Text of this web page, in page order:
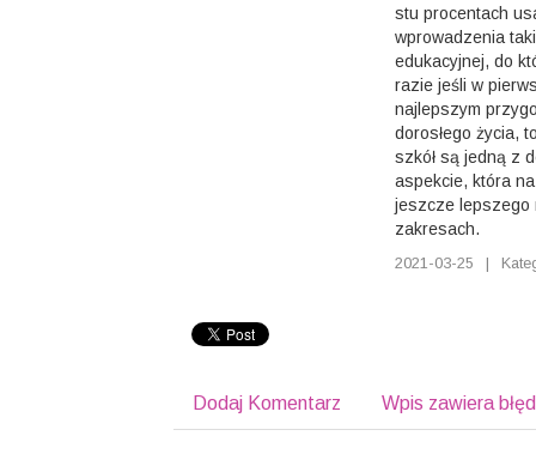
stu procentach
wprowadzenia
edukacyjnej, do
razie jeśli w
najlepszym
dorosłego życia,
szkół są jedną z
aspekcie, która
jeszcze lepszego
zakresach.
2021-03-25 |
Dodaj Komentarz Wpis zawiera